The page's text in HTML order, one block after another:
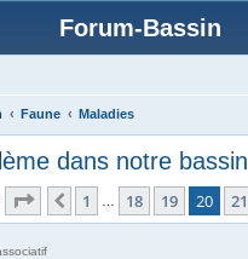
Forum-Bassin
Faune Maladies
dans notre bassin
Page 20 sur 25
Précédente
1 18 19 20 21